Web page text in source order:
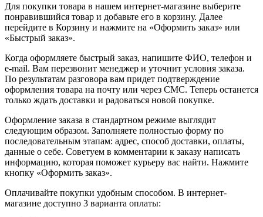
Для покупки товара в нашем интернет-магазине выберите
понравившийся товар и добавьте его в корзину. Далее
перейдите в Корзину и нажмите на «Оформить заказ» или
«Быстрый заказ».
Когда оформляете быстрый заказ, напишите ФИО, телефон и
e-mail. Вам перезвонит менеджер и уточнит условия заказа.
По результатам разговора вам придет подтверждение
оформления товара на почту или через СМС. Теперь останется
только ждать доставки и радоваться новой покупке.
Оформление заказа в стандартном режиме выглядит
следующим образом. Заполняете полностью форму по
последовательным этапам: адрес, способ доставки, оплаты,
данные о себе. Советуем в комментарии к заказу написать
информацию, которая поможет курьеру вас найти. Нажмите
кнопку «Оформить заказ».
Оплачивайте покупки удобным способом. В интернет-
магазине доступно 3 варианта оплаты: